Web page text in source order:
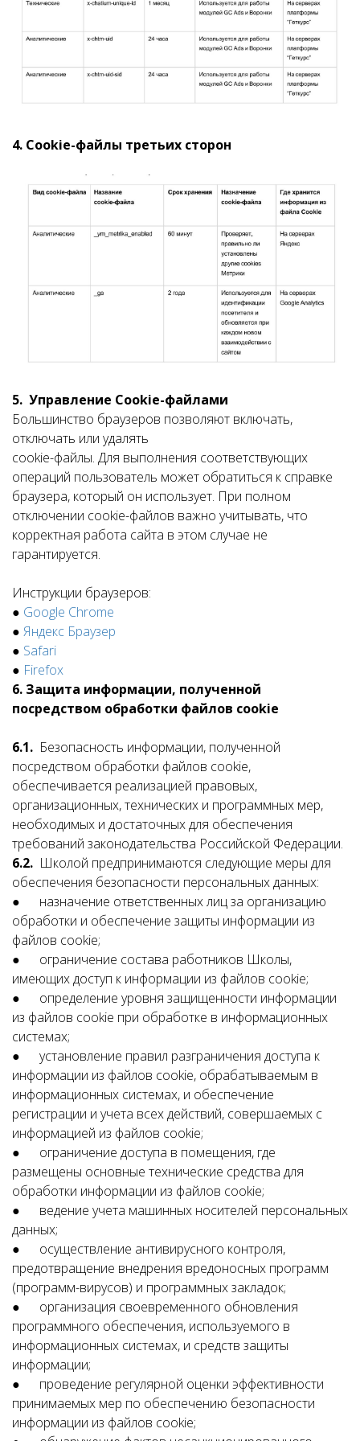
4. Cookie-файлы третьих сторон
5. Управление Cookie-файлами
Большинство браузеров позволяют включать,
отключать или удалять
cookie-файлы. Для выполнения соответствующих
операций пользователь может обратиться к справке
браузера, который он использует. При полном
отключении cookie-файлов важно учитывать, что
корректная работа сайта в этом случае не
гарантируется.
Инструкции браузеров:
● Google Chrome
● Яндекс Браузер
● Safari
● Firefox
6. Защита информации, полученной
посредством обработки файлов cookie
6.1. Безопасность информации, полученной
посредством обработки файлов cookie,
обеспечивается реализацией правовых,
организационных, технических и программных мер,
необходимых и достаточных для обеспечения
требований законодательства Российской Федерации.
6.2. Школой предпринимаются следующие меры для
обеспечения безопасности персональных данных:
● назначение ответственных лиц за организацию
обработки и обеспечение защиты информации из
файлов cookie;
● ограничение состава работников Школы,
имеющих доступ к информации из файлов cookie;
● определение уровня защищенности информации
из файлов cookie при обработке в информационных
системах;
● установление правил разграничения доступа к
информации из файлов cookie, обрабатываемым в
информационных системах, и обеспечение
регистрации и учета всех действий, совершаемых с
информацией из файлов cookie;
● ограничение доступа в помещения, где
размещены основные технические средства для
обработки информации из файлов cookie;
● ведение учета машинных носителей персональных
данных;
● осуществление антивирусного контроля,
предотвращение внедрения вредоносных программ
(программ-вирусов) и программных закладок;
● организация своевременного обновления
программного обеспечения, используемого в
информационных системах, и средств защиты
информации;
● проведение регулярной оценки эффективности
принимаемых мер по обеспечению безопасности
информации из файлов cookie;